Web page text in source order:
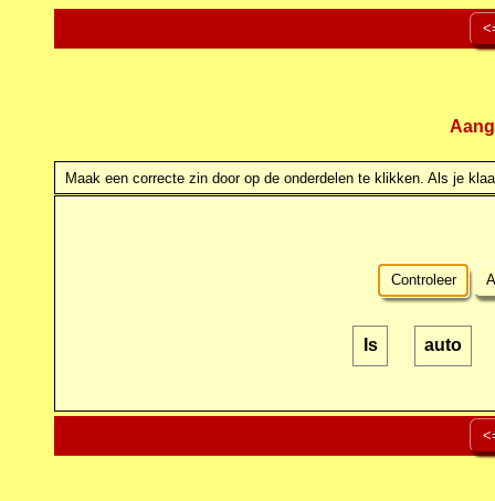
Maak een correcte zin door op de onderdelen te klikken. Als je
Controleer
Is auto